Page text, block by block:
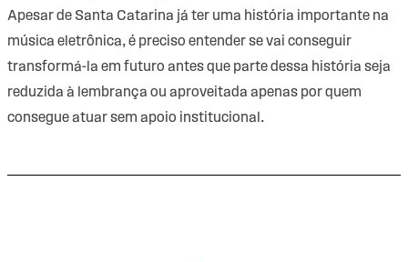
Apesar de Santa Catarina já ter uma história importante na
música eletrônica, é preciso entender se vai conseguir
transformá-la em futuro antes que parte dessa história seja
reduzida à lembrança ou aproveitada apenas por quem
consegue atuar sem apoio institucional.